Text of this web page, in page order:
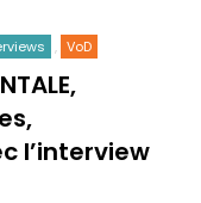
VoD
l’interview